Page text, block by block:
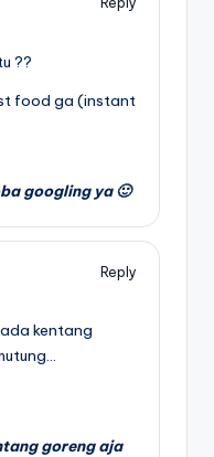
??
food ga (instant
googling ya 🙂
Reply
kentang
goreng aja